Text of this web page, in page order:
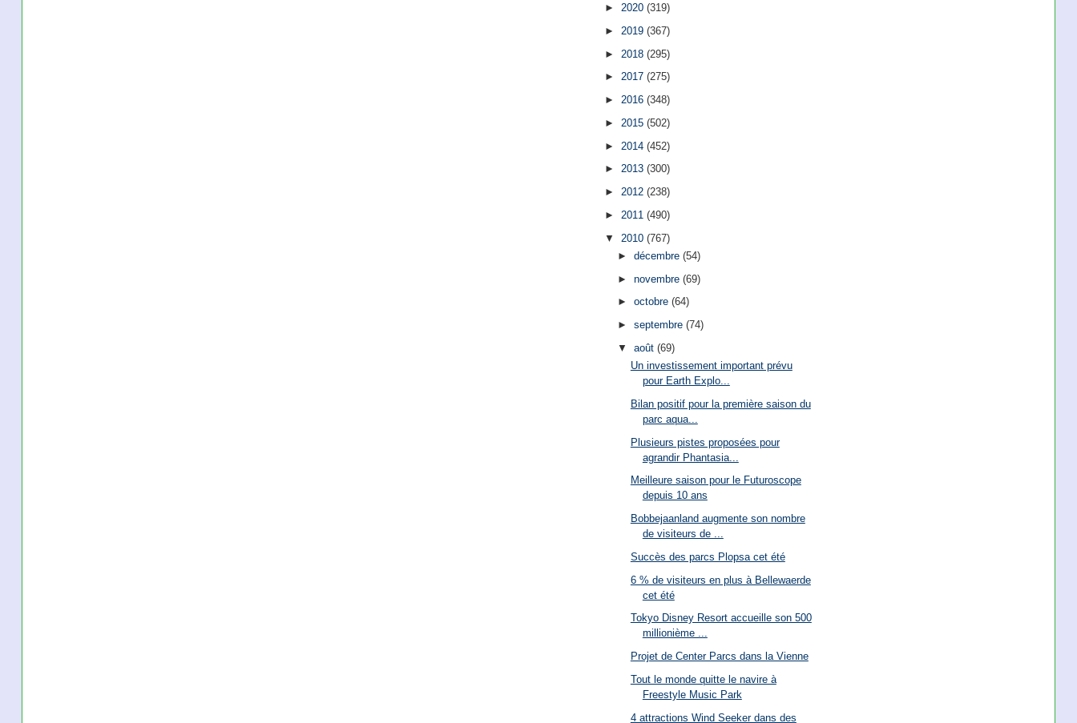
►2020(319)
► 2019(367)
► 2018(295)
►2017(275)
►2016(348)
► 2015(502)
► 2014(452)
►2013(300)
►2012(238)
► 2011(490)
▼ 2010(767)
► décembre (54)
► novembre (69)
► octobre (64)
► septembre (74)
▼ août (69)
Un investissement important prévu
pour Earth Explo...
Bilan positif pour la première saison du
parc aqua...
Plusieurs pistes proposées pour
agrandir Phantasia...
Meilleure saison pour le Futuroscope
depuis 10 ans
Bobbejaanland augmente son nombre
de visiteurs de ...
Succès des parcs Plopsa cet été
6 % de visiteurs en plus à Bellewaerde
cet été
Tokyo Disney Resort accueille son 500
millionième ...
Projet de Center Parcs dans la Vienne
Tout le monde quitte le navire à
Freestyle Music Park
4 attractions Wind Seeker dans des